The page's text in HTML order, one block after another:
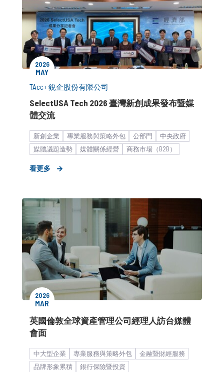
2026
MAY
TAcc+ 銳企股份有限公司
SelectUSA Tech 2026 臺灣新創成果發布暨媒
體交流
新創企業 專業服務與策略外包 公部門
中央政府
媒體議題造勢
媒體關係經營 商務市場（B2B）
看更多
2026
MAR
英國倫敦全球資產管理公司經理人訪台媒體
會面
中大型企業 專業服務與策略外包
金融暨財經服務
品牌形象累積
銀行保險暨投資